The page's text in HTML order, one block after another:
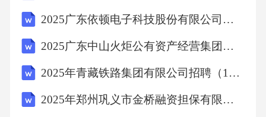
单选题1.1某纯电动汽车直流快充无法连接，仪
表提示“绝缘故障”。技师首先应检测的项目是
（）。A.动力电池总电压 B.高压系统对地绝
缘电阻 C.充电桩输出电流 D.车载充电机12V
供电答案：B解析：绝缘电阻低于标准（通常＜
2025广东依顿电子科技股份有限公司招聘化学实验室工程师等岗位测试笔试历年常考点试题专练附带答案详解
2025广东中山火炬公有资产经营集团有限公司招聘区属企业高级经营管理人员2人笔试历年难易错考点试卷带答案解析
2025年青藏铁路集团有限公司招聘（172人）笔试历年典型考点题库附带答案详解
2025年郑州巩义市金桥融资担保有限公司公开招聘3名笔试历年难易错考点试卷带答案解析